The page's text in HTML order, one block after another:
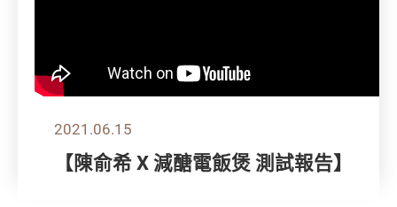
2021.06.15
【陳俞希 X 減醣電飯煲 測試報告】